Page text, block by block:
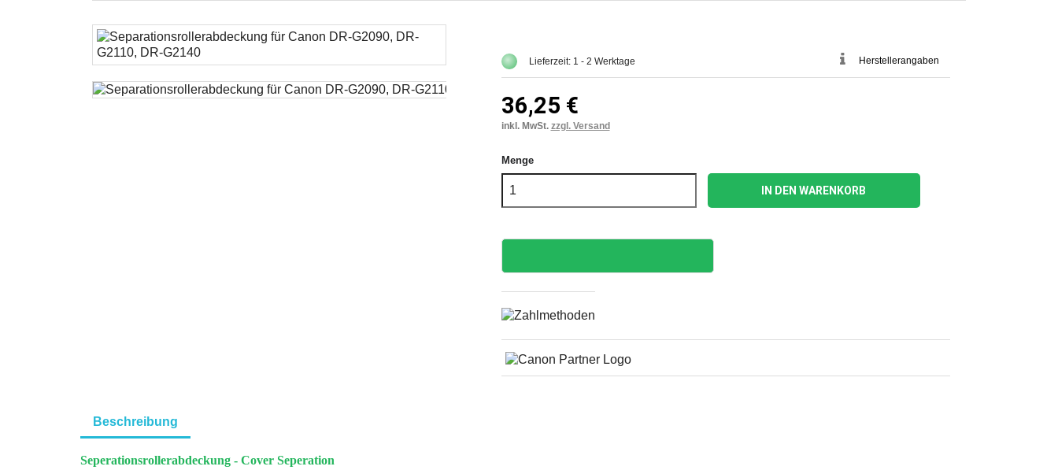
Lieferzeit: 1 - 2 Werktage Herstellerangaben
36,25 €
inkl. MwSt. zzgl. Versand
Menge
IN DEN WARENKORB
Beschreibung
Seperationsrollerabdeckung - Cover Seperation